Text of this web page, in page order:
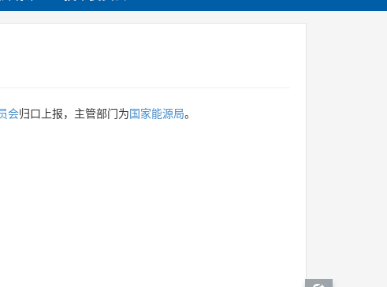
会归口上报，主管部门为国家能源局。